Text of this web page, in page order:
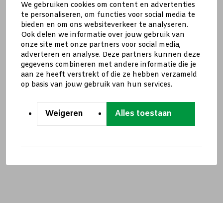
We gebruiken cookies om content en advertenties
te personaliseren, om functies voor social media te
bieden en om ons websiteverkeer te analyseren.
Ook delen we informatie over jouw gebruik van
onze site met onze partners voor social media,
adverteren en analyse. Deze partners kunnen deze
gegevens combineren met andere informatie die je
aan ze heeft verstrekt of die ze hebben verzameld
op basis van jouw gebruik van hun services.
Weigeren Alles toestaan